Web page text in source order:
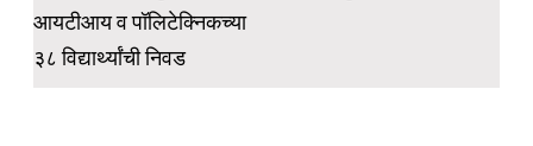
आयटीआय व पॉलिटेक्निकच्या
३८ विद्यार्थ्यांची निवड